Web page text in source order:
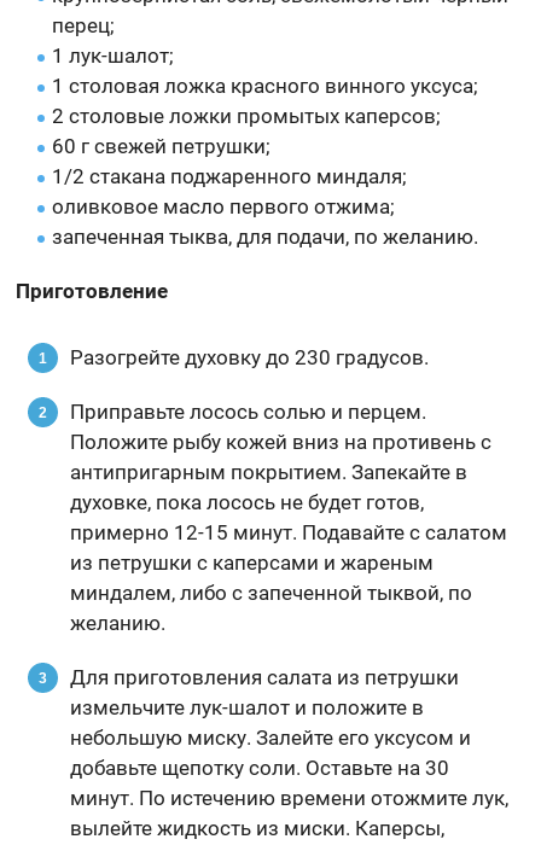
перец;
1 лук-шалот;
1 столовая ложка красного винного уксуса;
2 столовые ложки промытых каперсов;
60 г свежей петрушки;
1/2 стакана поджаренного миндаля;
оливковое масло первого отжима;
запеченная тыква, для подачи, по желанию.
Приготовление
Разогрейте духовку до 230 градусов.
Приправьте лосось солью и перцем.
Положите рыбу кожей вниз на противень с
антипригарным покрытием. Запекайте в
духовке, пока лосось не будет готов,
примерно 12-15 минут. Подавайте с салатом
из петрушки с каперсами и жареным
миндалем, либо с запеченной тыквой, по
желанию.
Для приготовления салата из петрушки
измельчите лук-шалот и положите в
небольшую миску. Залейте его уксусом и
добавьте щепотку соли. Оставьте на 30
минут. По истечению времени отожмите лук,
вылейте жидкость из миски. Каперсы,